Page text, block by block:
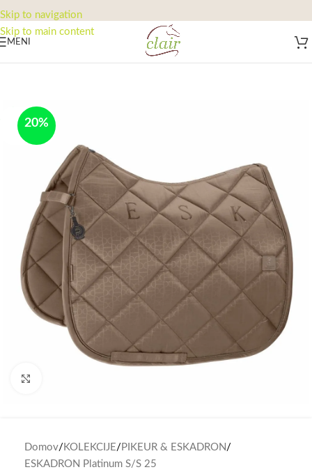
Skip to navigation
Skip to main content
MENI
-100%
20%
Domov/ KOLEKCIJE/ PIKEUR & ESKADRON /
ESKADRON Platinum S/S 25